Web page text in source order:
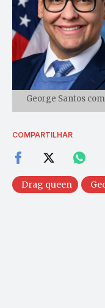
George Santos
COMPARTILHAR
Drag queen